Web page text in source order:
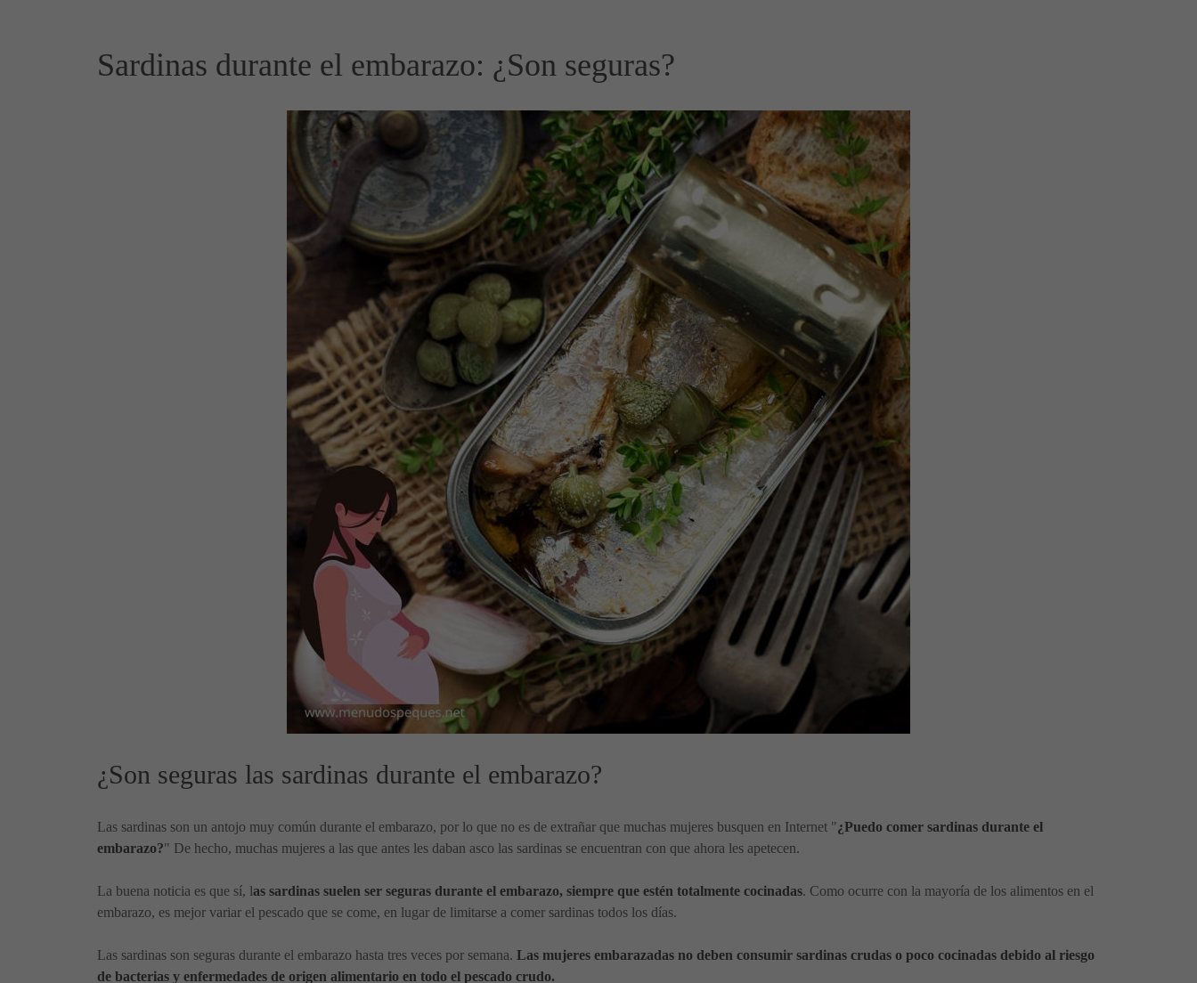
Sardinas durante el embarazo: ¿Son seguras?
¿Son seguras las sardinas durante el embarazo?
Las sardinas son un antojo muy común durante el embarazo, por lo que no es de extrañar que muchas mujeres busquen en Internet "¿Puedo comer sardinas durante el
embarazo?" De hecho, muchas mujeres a las que antes les daban asco las sardinas se encuentran con que ahora les apetecen.
La buena noticia es que sí, las sardinas suelen ser seguras durante el embarazo, siempre que estén totalmente cocinadas. Como ocurre con la mayoría de los alimentos en el
embarazo, es mejor variar el pescado que se come, en lugar de limitarse a comer sardinas todos los días.
Las sardinas son seguras durante el embarazo hasta tres veces por semana. Las mujeres embarazadas no deben consumir sardinas crudas o poco cocinadas debido al riesgo
de bacterias y enfermedades de origen alimentario en todo el pescado crudo.